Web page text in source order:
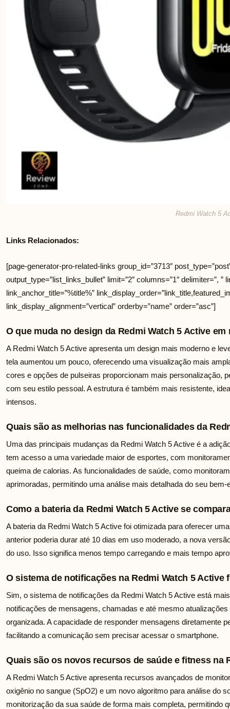
Redmi Watch 5
Links Relacionados:
[page-generator-pro-related-links group_id=”3713″
output_type=”list_links_bullet” limit=”2″ columns=”1″ delimiter=”, ”
link_anchor_title=”%title%”
link_display_alignment=”vertical” orderby=”name” order=”asc”]
O que muda no design da Redmi Watch 5 Active
A Redmi Watch 5 Active apresenta um design mais moderno e
tela aumentou um pouco, oferecendo uma visualização mais
cores e opções de pulseiras proporcionam mais personalização,
com seu estilo pessoal. A estrutura é também mais resistente,
intensos.
Quais são as melhorias nas funcionalidades da
Uma das principais mudanças da Redmi Watch 5 Active é a
tem acesso a uma variedade maior de esportes, com
queima de calorias. As funcionalidades de saúde, como
aprimoradas, permitindo uma análise mais detalhada do seu bem-
Como a bateria da Redmi Watch 5 Active se
A bateria da Redmi Watch 5 Active foi otimizada para oferecer
anterior poderia durar até 10 dias em uso moderado, a nova
do uso. Isso significa menos tempo carregando e mais tempo
O sistema de notificações na Redmi Watch 5 Active
Sim, o sistema de notificações da Redmi Watch 5 Active está
notificações de mensagens, chamadas e até mesmo
organizada. A capacidade de responder mensagens diretamente
facilitando a comunicação sem precisar acessar o smartphone.
Quais são os novos recursos de saúde e fitness na
A Redmi Watch 5 Active apresenta recursos avançados de
oxigênio no sangue (SpO2) e um novo algoritmo para análise do
monitorização da sua saúde de forma mais completa, permitindo